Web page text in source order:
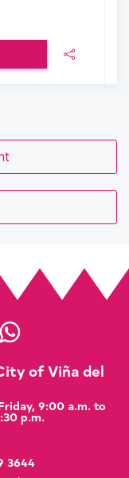
of Viña del
9:00 a.m. to
p.m.
3644